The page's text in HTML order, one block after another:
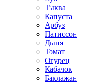
Тыква
Капуста
Арбуз
Патиссон
Дыня
Томат
Огурец
Кабачок
Баклажан